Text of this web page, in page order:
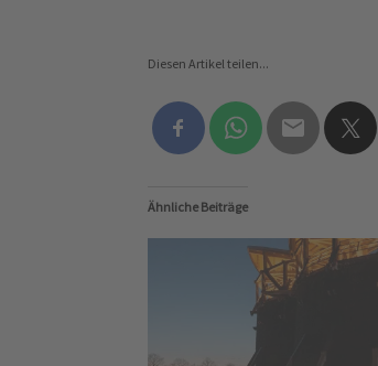
Diesen Artikel teilen...
Ähnliche Beiträge